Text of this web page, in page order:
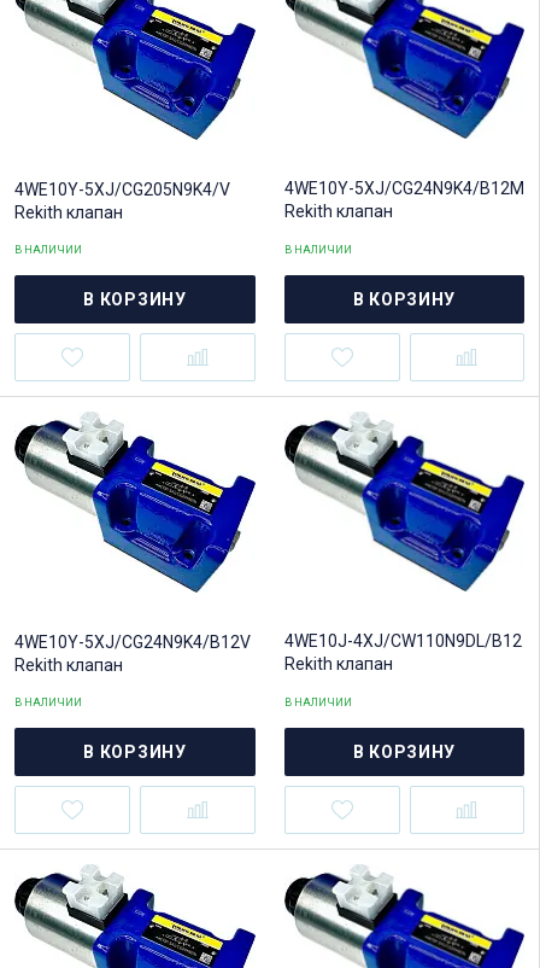
4WE10Y-5XJ/CG205N9K4/V
Rekith клапан
В НАЛИЧИИ
В КОРЗИНУ
4WE10Y-5XJ/CG24N9K4/B12M
Rekith клапан
В НАЛИЧИИ
В КОРЗИНУ
4WE10Y-5XJ/CG24N9K4/B12V
Rekith клапан
В НАЛИЧИИ
В КОРЗИНУ
4WE10J-4XJ/CW110N9DL/B12
Rekith клапан
В НАЛИЧИИ
В КОРЗИНУ